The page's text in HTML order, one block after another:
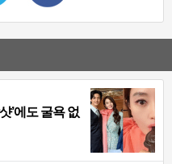
’에도 굴욕 없